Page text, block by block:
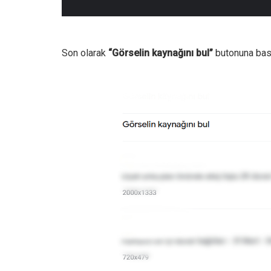
Son olarak “Görselin kaynağını bul” butonuna